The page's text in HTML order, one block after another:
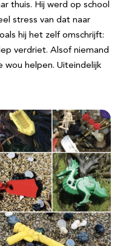
thuis. Hij werd op school
stress van dat naar
hij het zelf omschrijft:
verdriet. Alsof niemand
wou helpen. Uiteindelijk